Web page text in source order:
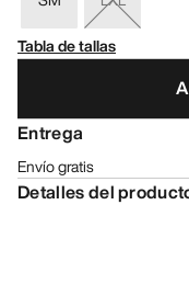
Tabla de tallas
Entrega
Envío gratis
Detalles del